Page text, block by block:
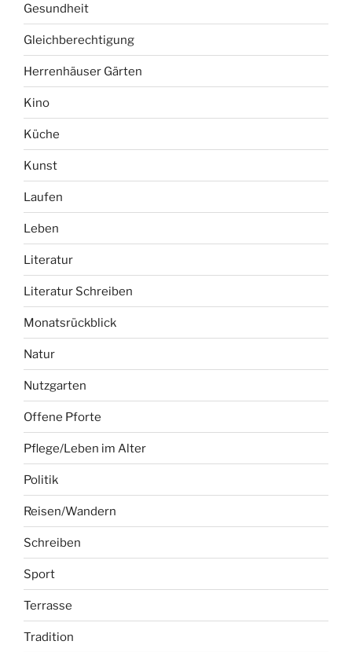
Gesundheit
Gleichberechtigung
Herrenhäuser Gärten
Kino
Küche
Kunst
Laufen
Leben
Literatur
Literatur Schreiben
Monatsrückblick
Natur
Nutzgarten
Offene Pforte
Pflege/Leben im Alter
Politik
Reisen/Wandern
Schreiben
Sport
Terrasse
Tradition